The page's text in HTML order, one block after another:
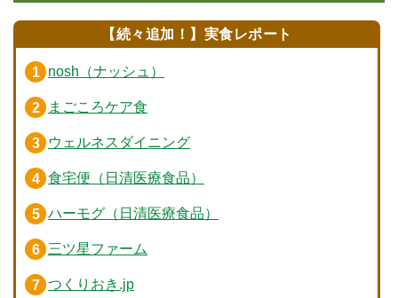
【続々追加！】実食レポート
nosh（ナッシュ）
まごころケア食
ウェルネスダイニング
食宅便（日清医療食品）
ハーモグ（日清医療食品）
三ツ星ファーム
つくりおき.jp